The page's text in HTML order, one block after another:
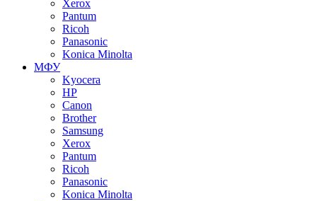
Xerox
Pantum
Ricoh
Panasonic
Konica Minolta
МФУ
Kyocera
HP
Canon
Brother
Samsung
Xerox
Pantum
Ricoh
Panasonic
Konica Minolta